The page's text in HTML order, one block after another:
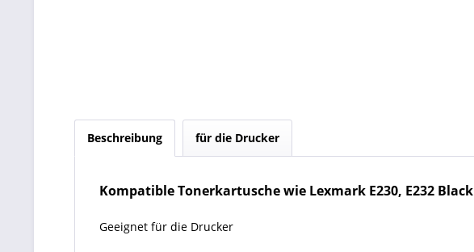
Beschreibung für die Drucker
Kompatible Tonerkartusche wie Lexmark E230, E232 Black
Geeignet für die Drucker